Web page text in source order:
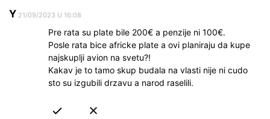
Y 21/09/2023 U 16:08
Pre rata su plate bile 200€ a penzije ni 100€.
Posle rata bice africke plate a ovi planiraju da kupe
najskuplji avion na svetu?!
Kakav je to tamo skup budala na vlasti nije ni cudo
sto su izgubili drzavu a narod raselili.